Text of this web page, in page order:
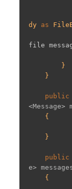
dy as
file
public
<Message>
{
public
e>
{